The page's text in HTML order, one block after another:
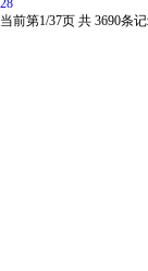
28
当前第1/37页 共 3690条